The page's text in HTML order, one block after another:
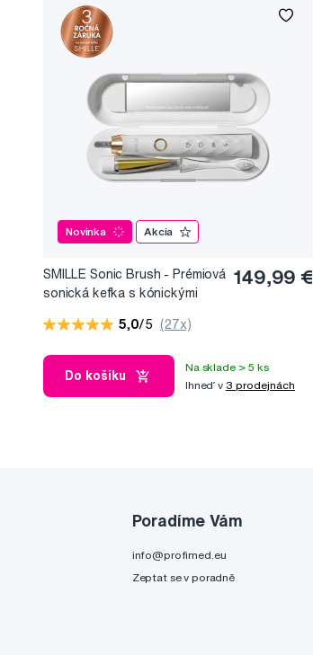
Novinka Akcia
SMILLE Sonic Brush - Prémiová
sonická kefka s kónickými
149,99 €
5,0/5 (27x)
Do košíku
Na sklade > 5 ks
Ihneď v 3 prodejnách
Poradíme Vám
info@profimed.eu
Zeptat se v poradně